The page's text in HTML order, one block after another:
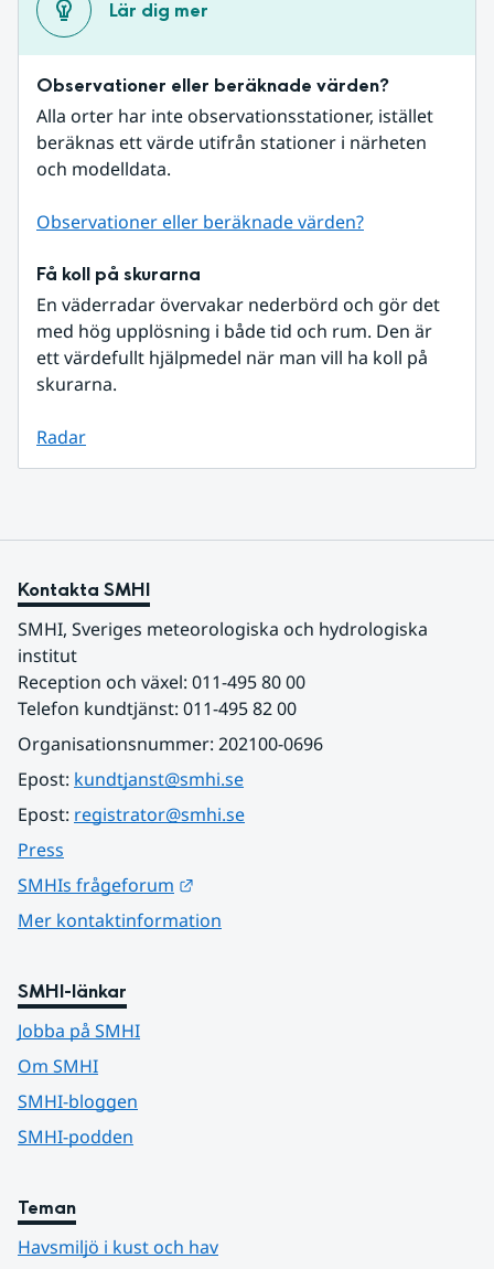
Lär dig mer
Observationer eller beräknade värden?
Alla orter har inte observationsstationer, istället
beräknas ett värde utifrån stationer i närheten
och modelldata.
Observationer eller beräknade värden?
Få koll på skurarna
En väderradar övervakar nederbörd och gör det
med hög upplösning i både tid och rum. Den är
ett värdefullt hjälpmedel när man vill ha koll på
skurarna.
Radar
Kontakta SMHI
SMHI, Sveriges meteorologiska och hydrologiska
institut
Reception och växel: 011-495 80 00
Telefon kundtjänst: 011-495 82 00
Organisationsnummer: 202100-0696
Epost: kundtjanst@smhi.se
Epost: registrator@smhi.se
Press
SMHIs frågeforum
Mer kontaktinformation
SMHI-länkar
Jobba på SMHI
Om SMHI
SMHI-bloggen
SMHI-podden
Teman
Havsmiljö i kust och hav